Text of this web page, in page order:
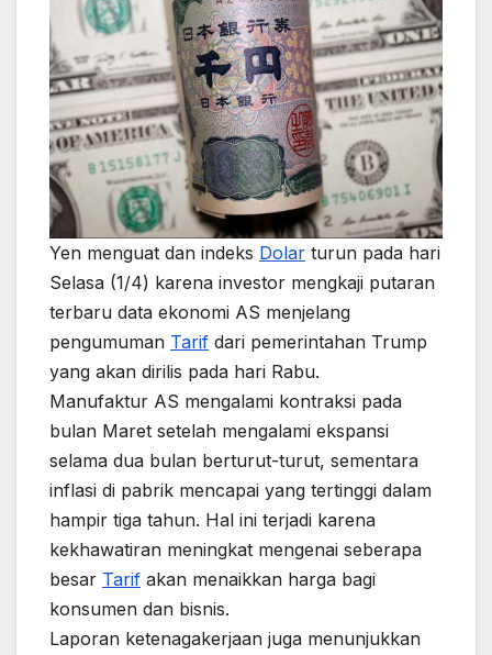
Yen menguat dan indeks Dolar turun pada hari
Selasa (1/4) karena investor mengkaji putaran
terbaru data ekonomi AS menjelang
pengumuman Tarif dari pemerintahan Trump
yang akan dirilis pada hari Rabu.
Manufaktur AS mengalami kontraksi pada
bulan Maret setelah mengalami ekspansi
selama dua bulan berturut-turut, sementara
inflasi di pabrik mencapai yang tertinggi dalam
hampir tiga tahun. Hal ini terjadi karena
kekhawatiran meningkat mengenai seberapa
besar Tarif akan menaikkan harga bagi
konsumen dan bisnis.
Laporan ketenagakerjaan juga menunjukkan